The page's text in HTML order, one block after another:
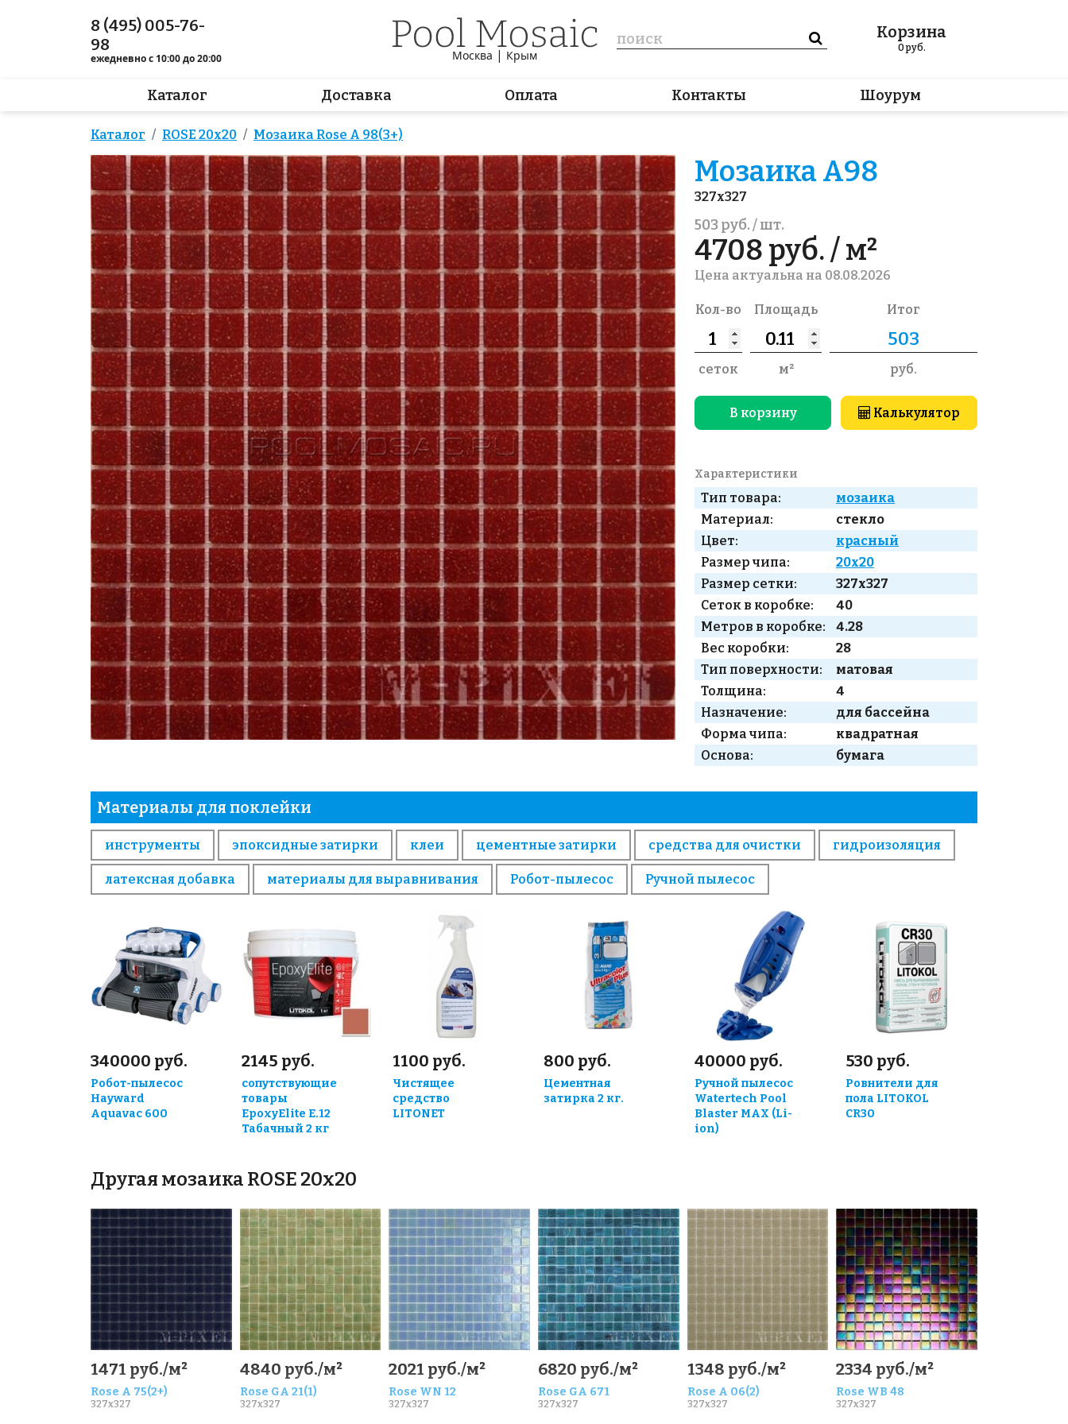
8 (495) 005-76-
98
ежедневно с 10:00 до 20:00 Москва | Крым
Корзина
0руб.
Каталог Доставка Оплата Контакты Шоурум
Каталог ROSE 20x20 Мозаика Rose A 98(3+)
Мозаика A98
327x327
503 руб. / шт.
4708 руб. / м²
Цена актуальна на 08.08.2026
Кол-во
сеток
Площадь
м²
Итог
руб.
В корзину Калькулятор
Характеристики
Тип товара:
мозаика
Материал:
стекло
Цвет:
красный
Размер чипа:
20x20
Размер сетки:
327x327
Сеток в коробке:
40
Метров в коробке:
4.28
Вес коробки:
28
Тип поверхности:
матовая
Толщина:
4
Назначение:
для бассейна
Форма чипа:
квадратная
Основа:
бумага
Материалы для поклейки
инструменты эпоксидные затирки клеи цементные затирки средства для очистки гидроизоляция
латексная добавка материалы для выравнивания Робот-пылесос Ручной пылесос
340000 руб.
Робот-пылесос
Hayward
Aquavac 600
2145 руб.
сопутствующие
товары
EpoxyElite E.12
Табачный 2 кг
1100 руб.
Чистящее
средство
LITONET
800 руб.
Цементная
затирка 2 кг.
40000 руб.
Ручной пылесос
Watertech Pool
Blaster MAX (Li-
ion)
530 руб.
Ровнители для
пола LITOKOL
CR30
Другая мозаика ROSE 20x20
1471 руб./м²
Rose A 75(2+)
327x327
4840 руб./м²
Rose GA 21(1)
327x327
2021 руб./м²
Rose WN 12
327x327
6820 руб./м²
Rose GA 671
327x327
1348 руб./м²
Rose A 06(2)
327x327
2334 руб./м²
Rose WB 48
327x327